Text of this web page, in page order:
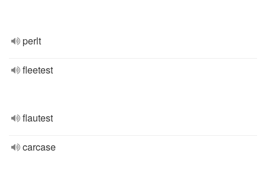
perlt
fleetest
flautest
carcase